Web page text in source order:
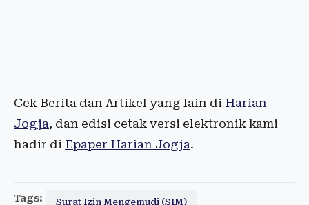
Cek Berita dan Artikel yang lain di Harian
Jogja, dan edisi cetak versi elektronik kami
hadir di Epaper Harian Jogja.
Tags: Surat Izin Mengemudi (SIM)